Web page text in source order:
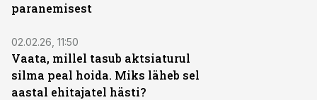
paranemisest
02.02.26, 11:50
Vaata, millel tasub aktsiaturul
silma peal hoida. Miks läheb sel
aastal ehitajatel hästi?